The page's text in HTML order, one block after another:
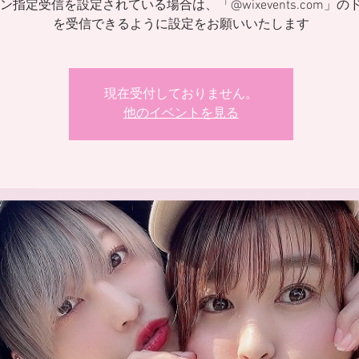
指定受信を設定されている場合は、「@wixevents.com」の
を受信できるように設定をお願いいたします
現在受付しておりません。
他のイベントを見る